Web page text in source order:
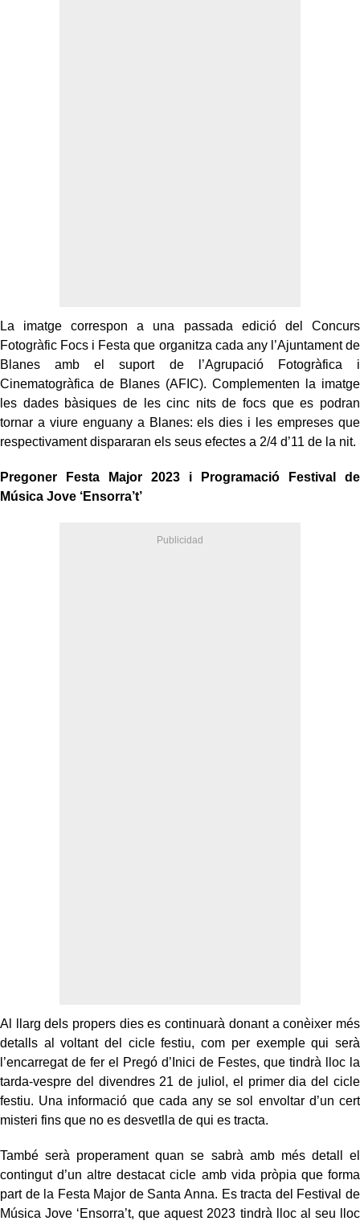
La imatge correspon a una passada edició del Concurs
Fotogràfic Focs i Festa que organitza cada any l’Ajuntament de
Blanes amb el suport de l’Agrupació Fotogràfica i
Cinematogràfica de Blanes (AFIC). Complementen la imatge
les dades bàsiques de les cinc nits de focs que es podran
tornar a viure enguany a Blanes: els dies i les empreses que
respectivament dispararan els seus efectes a 2/4 d’11 de la nit.
Pregoner Festa Major 2023 i Programació Festival de
Música Jove ‘Ensorra’t’
Al llarg dels propers dies es continuarà donant a conèixer més
detalls al voltant del cicle festiu, com per exemple qui serà
l’encarregat de fer el Pregó d’Inici de Festes, que tindrà lloc la
tarda-vespre del divendres 21 de juliol, el primer dia del cicle
festiu. Una informació que cada any se sol envoltar d’un cert
misteri fins que no es desvetlla de qui es tracta.
També serà properament quan se sabrà amb més detall el
contingut d’un altre destacat cicle amb vida pròpia que forma
part de la Festa Major de Santa Anna. Es tracta del Festival de
Música Jove ‘Ensorra’t, que aquest 2023 tindrà lloc al seu lloc